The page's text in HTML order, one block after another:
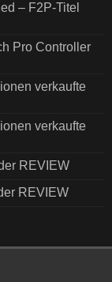
– F2P-Titel
Pro Controller
verkaufte
verkaufte
REVIEW
REVIEW